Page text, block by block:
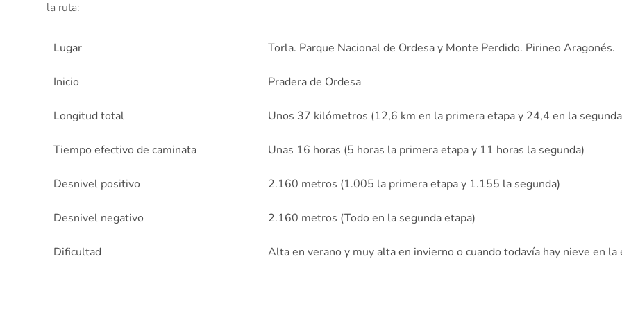
la ruta:
Lugar Torla. Parque Nacional de Ordesa y Monte Perdido. Pirineo Aragonés.
Inicio Pradera de Ordesa
Longitud total Unos 37 kilómetros (12,6 km en la primera etapa y 24,4 en la
Tiempo efectivo de caminata Unas 16 horas (5 horas la primera etapa y 11 horas la segunda)
Desnivel positivo 2.160 metros (1.005 la primera etapa y 1.155 la segunda)
Desnivel negativo 2.160 metros (Todo en la segunda etapa)
Dificultad Alta en verano y muy alta en invierno o cuando todavía hay nieve en la